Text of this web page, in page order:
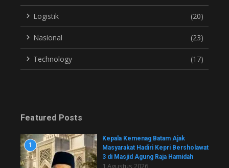
Logistik (20)
Nasional (23)
Technology (17)
Featured Posts
1
Kepala Kemenag Batam Ajak
Masyarakat Hadiri Kepri Bersholawat
3 di Masjid Agung Raja Hamidah
1 Agustus 2026